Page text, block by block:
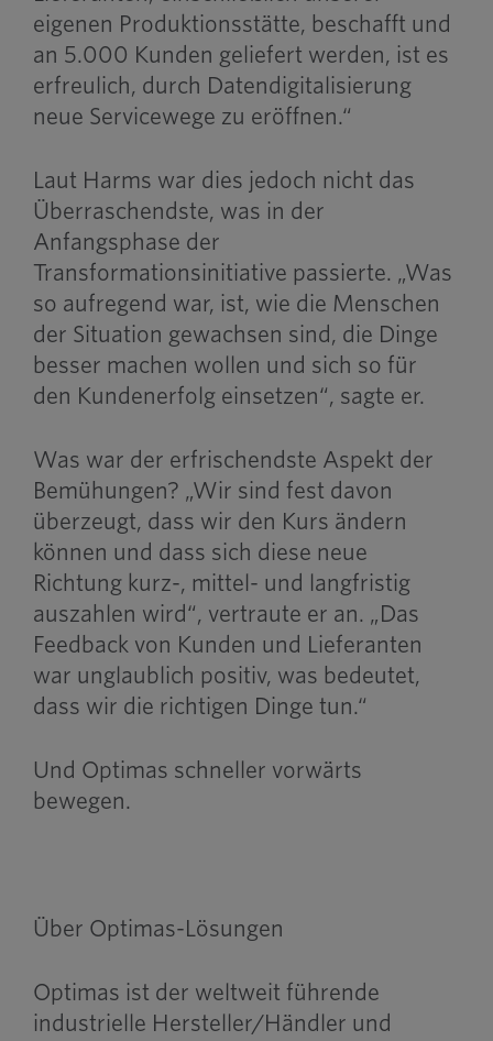
eigenen Produktionsstätte, beschafft und
an 5.000 Kunden geliefert werden, ist es
erfreulich, durch Datendigitalisierung
neue Servicewege zu eröffnen.“
Laut Harms war dies jedoch nicht das
Überraschendste, was in der
Anfangsphase der
Transformationsinitiative passierte. „Was
so aufregend war, ist, wie die Menschen
der Situation gewachsen sind, die Dinge
besser machen wollen und sich so für
den Kundenerfolg einsetzen“, sagte er.
Was war der erfrischendste Aspekt der
Bemühungen? „Wir sind fest davon
überzeugt, dass wir den Kurs ändern
können und dass sich diese neue
Richtung kurz-, mittel- und langfristig
auszahlen wird“, vertraute er an. „Das
Feedback von Kunden und Lieferanten
war unglaublich positiv, was bedeutet,
dass wir die richtigen Dinge tun.“
Und Optimas schneller vorwärts
bewegen.
Über Optimas-Lösungen
Optimas ist der weltweit führende
industrielle Hersteller/Händler und